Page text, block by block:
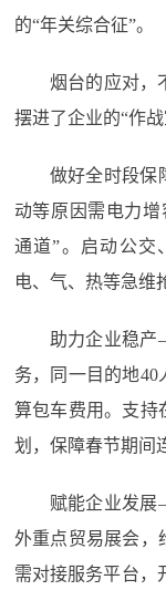
的“年关综合征”。
烟台的应对，
摆进了企业的“作战
做好全时段
动等原因需电力
通道”。启动公交
电、气、热等急维
助力企业稳
务，同一目的地
算包车费用。支持
划，保障春节期间
赋能企业发
外重点贸易展会，
需对接服务平台，